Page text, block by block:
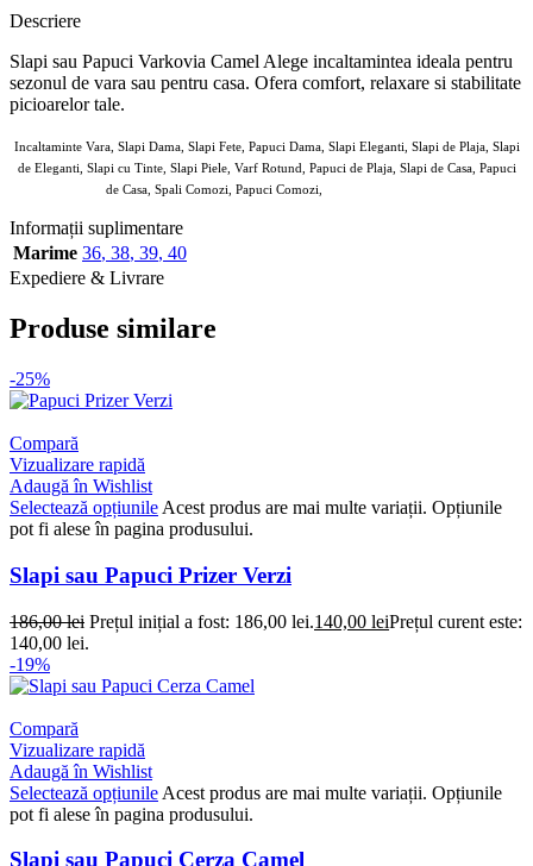
Descriere
Slapi sau Papuci Varkovia Camel Alege incaltamintea ideala pentru
sezonul de vara sau pentru casa. Ofera comfort, relaxare si stabilitate
picioarelor tale.
Incaltaminte Vara, Slapi Dama, Slapi Fete, Papuci Dama, Slapi Eleganti, Slapi de Plaja, Slapi
de Eleganti, Slapi cu Tinte, Slapi Piele, Varf Rotund, Papuci de Plaja, Slapi de Casa, Papuci
de Casa, Spali Comozi, Papuci Comozi,
Informații suplimentare
Marime 36, 38, 39, 40
Expediere & Livrare
Produse similare
-25%
Compară
Vizualizare rapidă
Adaugă în Wishlist
Selectează opțiunile Acest produs are mai multe variații. Opțiunile
pot fi alese în pagina produsului.
Slapi sau Papuci Prizer Verzi
186,00lei Prețul inițial a fost: 186,00 lei.140,00 leiPrețul curent este:
140,00 lei.
-19%
Compară
Vizualizare rapidă
Adaugă în Wishlist
Selectează opțiunile Acest produs are mai multe variații. Opțiunile
pot fi alese în pagina produsului.
Slapi sau Papuci Cerza Camel